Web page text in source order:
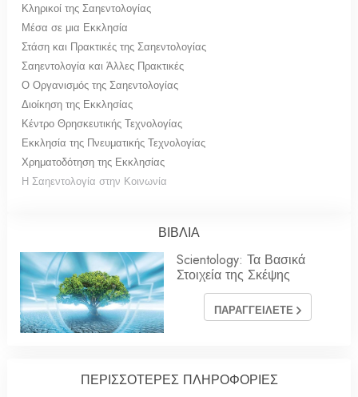
Κληρικοί της Σαηεντολογίας
Μέσα σε μια Εκκλησία
Στάση και Πρακτικές της Σαηεντολογίας
Σαηεντολογία και Άλλες Πρακτικές
Ο Οργανισμός της Σαηεντολογίας
Διοίκηση της Εκκλησίας
Κέντρο Θρησκευτικής Τεχνολογίας
Εκκλησία της Πνευματικής Τεχνολογίας
Χρηματοδότηση της Εκκλησίας
Η Σαηεντολογία στην Κοινωνία
ΒΙΒΛΙΑ
Scientology: Τα Βασικά
Στοιχεία της Σκέψης
ΠΑΡΑΓΓΕΙΛΕΤΕ
ΠΕΡΙΣΣΟΤΕΡΕΣ ΠΛΗΡΟΦΟΡΙΕΣ